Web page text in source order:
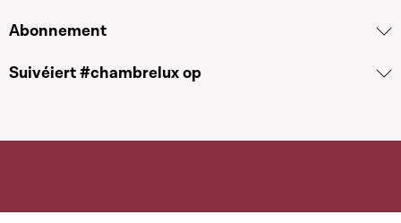
Abonnement
Suivéiert #chambrelux op